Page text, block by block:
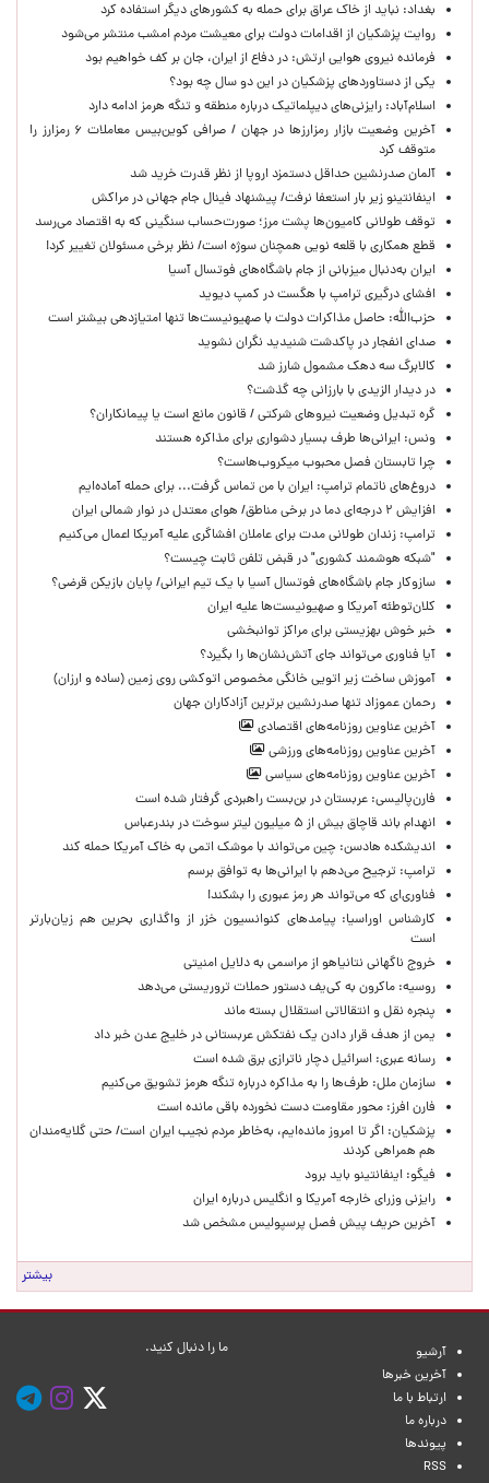
بغداد: نباید از خاک عراق برای حمله به کشورهای دیگر استفاده کرد
روایت پزشکیان از اقدامات دولت برای معیشت مردم امشب منتشر می‌شود
فرمانده نیروی هوایی ارتش: در دفاع از ایران، جان بر کف خواهیم بود
یکی از دستاوردهای پزشکیان در این دو سال چه بود؟
اسلام‌آباد: رایزنی‌های دیپلماتیک درباره منطقه و تنگه هرمز ادامه دارد
آخرین وضعیت بازار رمزارزها در جهان / صرافی کوین‌بیس معاملات ۶ رمزارز را
متوقف کرد
آلمان صدرنشین حداقل دستمزد اروپا از نظر قدرت خرید شد
اینفانتینو زیر بار استعفا نرفت/ پیشنهاد فینال جام جهانی در مراکش
توقف طولانی کامیون‌ها پشت مرز؛ صورت‌حساب سنگینی که به اقتصاد می‌رسد
قطع همکاری با قلعه نویی همچنان سوژه است/ نظر برخی مسئولان تغییر کرد!
ایران به‌دنبال میزبانی از جام باشگاه‌های فوتسال آسیا
افشای درگیری ترامپ با هگست در کمپ دیوید
حزب‌الله: حاصل مذاکرات دولت با صهیونیست‌ها تنها امتیازدهی‌ بیشتر است
صدای انفجار در پاکدشت شنیدید نگران نشوید
کالابرگ سه دهک مشمول شارز شد
در دیدار الزیدی با بارزانی چه گذشت؟
گره تبدیل وضعیت نیروهای شرکتی / قانون مانع است یا پیمانکاران؟
ونس: ایرانی‌ها طرف بسیار دشواری برای مذاکره هستند
چرا تابستان فصل محبوب میکروب‌هاست؟
دروغ‌های ناتمام ترامپ: ایران با من تماس گرفت... برای حمله آماده‌ایم
افزایش ۲ درجه‌ای دما در برخی مناطق/ هوای معتدل در نوار شمالی ایران
ترامپ: زندان طولانی مدت برای عاملان افشاگری‌ علیه آمریکا اعمال می‌کنیم
"شبکه هوشمند کشوری" در قبض تلفن ثابت چیست؟
سازوکار جام باشگاه‌های فوتسال آسیا با یک تیم ایرانی/ پایان بازیکن قرضی؟
کلان‌توطئه آمریکا و صهیونیست‌ها علیه ایران
خبر خوش بهزیستی برای مراکز توانبخشی
آیا فناوری می‌تواند جای آتش‌نشان‌ها را بگیرد؟
آموزش ساخت زیر اتویی خانگی مخصوص اتوکشی روی زمین (ساده و ارزان)
رحمان عموزاد تنها صدرنشین برترین آزادکاران جهان
آخرین عناوین روزنامه‌های اقتصادی
آخرین عناوین روزنامه‌های ورزشی
آخرین عناوین روزنامه‌های سیاسی
فارن‌پالیسی: عربستان در بن‌بست راهبردی گرفتار شده است
انهدام باند قاچاق بیش از ۵ میلیون لیتر سوخت در بندرعباس
اندیشکده هادسن: چین می‌تواند با موشک اتمی به خاک آمریکا حمله کند
ترامپ: ترجیح می‌دهم با ایرانی‌‌ها به توافق برسم
فناوری‌ای که می‌تواند هر رمز عبوری را بشکند!
کارشناس اوراسیا: پیامدهای کنوانسیون خزر از واگذاری بحرین هم زیان‌بارتر
است
خروج ناگهانی نتانیاهو از مراسمی به دلایل امنیتی
روسیه: ماکرون به کی‌یف دستور حملات تروریستی می‌دهد
پنجره‌ نقل و انتقالاتی استقلال بسته ماند
یمن از هدف قرار دادن یک نفتکش عربستانی در خلیج عدن خبر داد
رسانه عبری: اسرائیل دچار ناترازی برق شده است
سازمان ملل: طرف‌ها را به مذاکره درباره تنگه هرمز تشویق می‌کنیم
فارن افرز: محور مقاومت دست نخورده باقی مانده است
پزشکیان: اگر تا امروز مانده‌ایم، به‌خاطر مردم نجیب ایران است/ حتی گلایه‌مندان
هم همراهی کردند
فیگو: اینفانتینو باید برود
رایزنی وزرای خارجه آمریکا و انگلیس درباره ایران
آخرین حریف پیش فصل پرسپولیس مشخص شد
بیشتر
آرشیو
آخرین خبرها
ارتباط با ما
درباره ما
پیوندها
RSS
ما را دنبال کنید.